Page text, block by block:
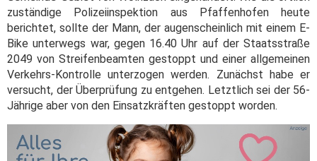
zuständige Polizeiinspektion aus Pfaffenhofen heute
berichtet, sollte der Mann, der augenscheinlich mit einem E-
Bike unterwegs war, gegen 16.40 Uhr auf der Staatsstraße
2049 von Streifenbeamten gestoppt und einer allgemeinen
Verkehrs-Kontrolle unterzogen werden. Zunächst habe er
versucht, der Überprüfung zu entgehen. Letztlich sei der 56-
Jährige aber von den Einsatzkräften gestoppt worden.